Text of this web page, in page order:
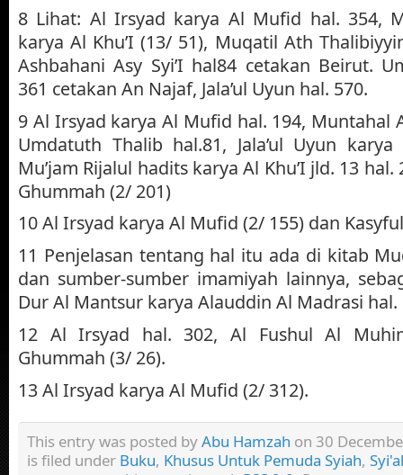
8 Lihat: Al Irsyad karya Al Mufid hal. 354,
karya Al Khu’I (13/ 51), Muqatil Ath
Ashbahani Asy Syi’I hal84 cetakan Beirut.
361 cetakan An Najaf, Jala’ul Uyun hal. 570.
9 Al Irsyad karya Al Mufid hal. 194, Muntahal
Umdatuth Thalib hal.81, Jala’ul Uyun
Mu’jam Rijalul hadits karya Al Khu’I jld. 13
Ghummah (2/ 201)
10 Al Irsyad karya Al Mufid (2/ 155) dan
11 Penjelasan tentang hal itu ada di kitab
dan sumber-sumber imamiyah lainnya,
Dur Al Mantsur karya Alauddin Al Madrasi hal.
12 Al Irsyad hal. 302, Al Fushul Al
Ghummah (3/ 26).
13 Al Irsyad karya Al Mufid (2/ 312).
This entry was posted byAbu Hamzah on 30
is filed under Buku, Khusus Untuk Pemuda Syiah,